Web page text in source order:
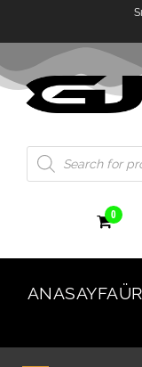
0
ANASAYFA